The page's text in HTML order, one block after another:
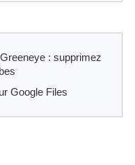
: supprimez
Google Files